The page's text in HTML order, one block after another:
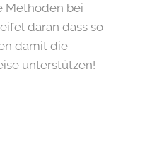
Methoden bei
daran dass so
damit die
unterstützen!